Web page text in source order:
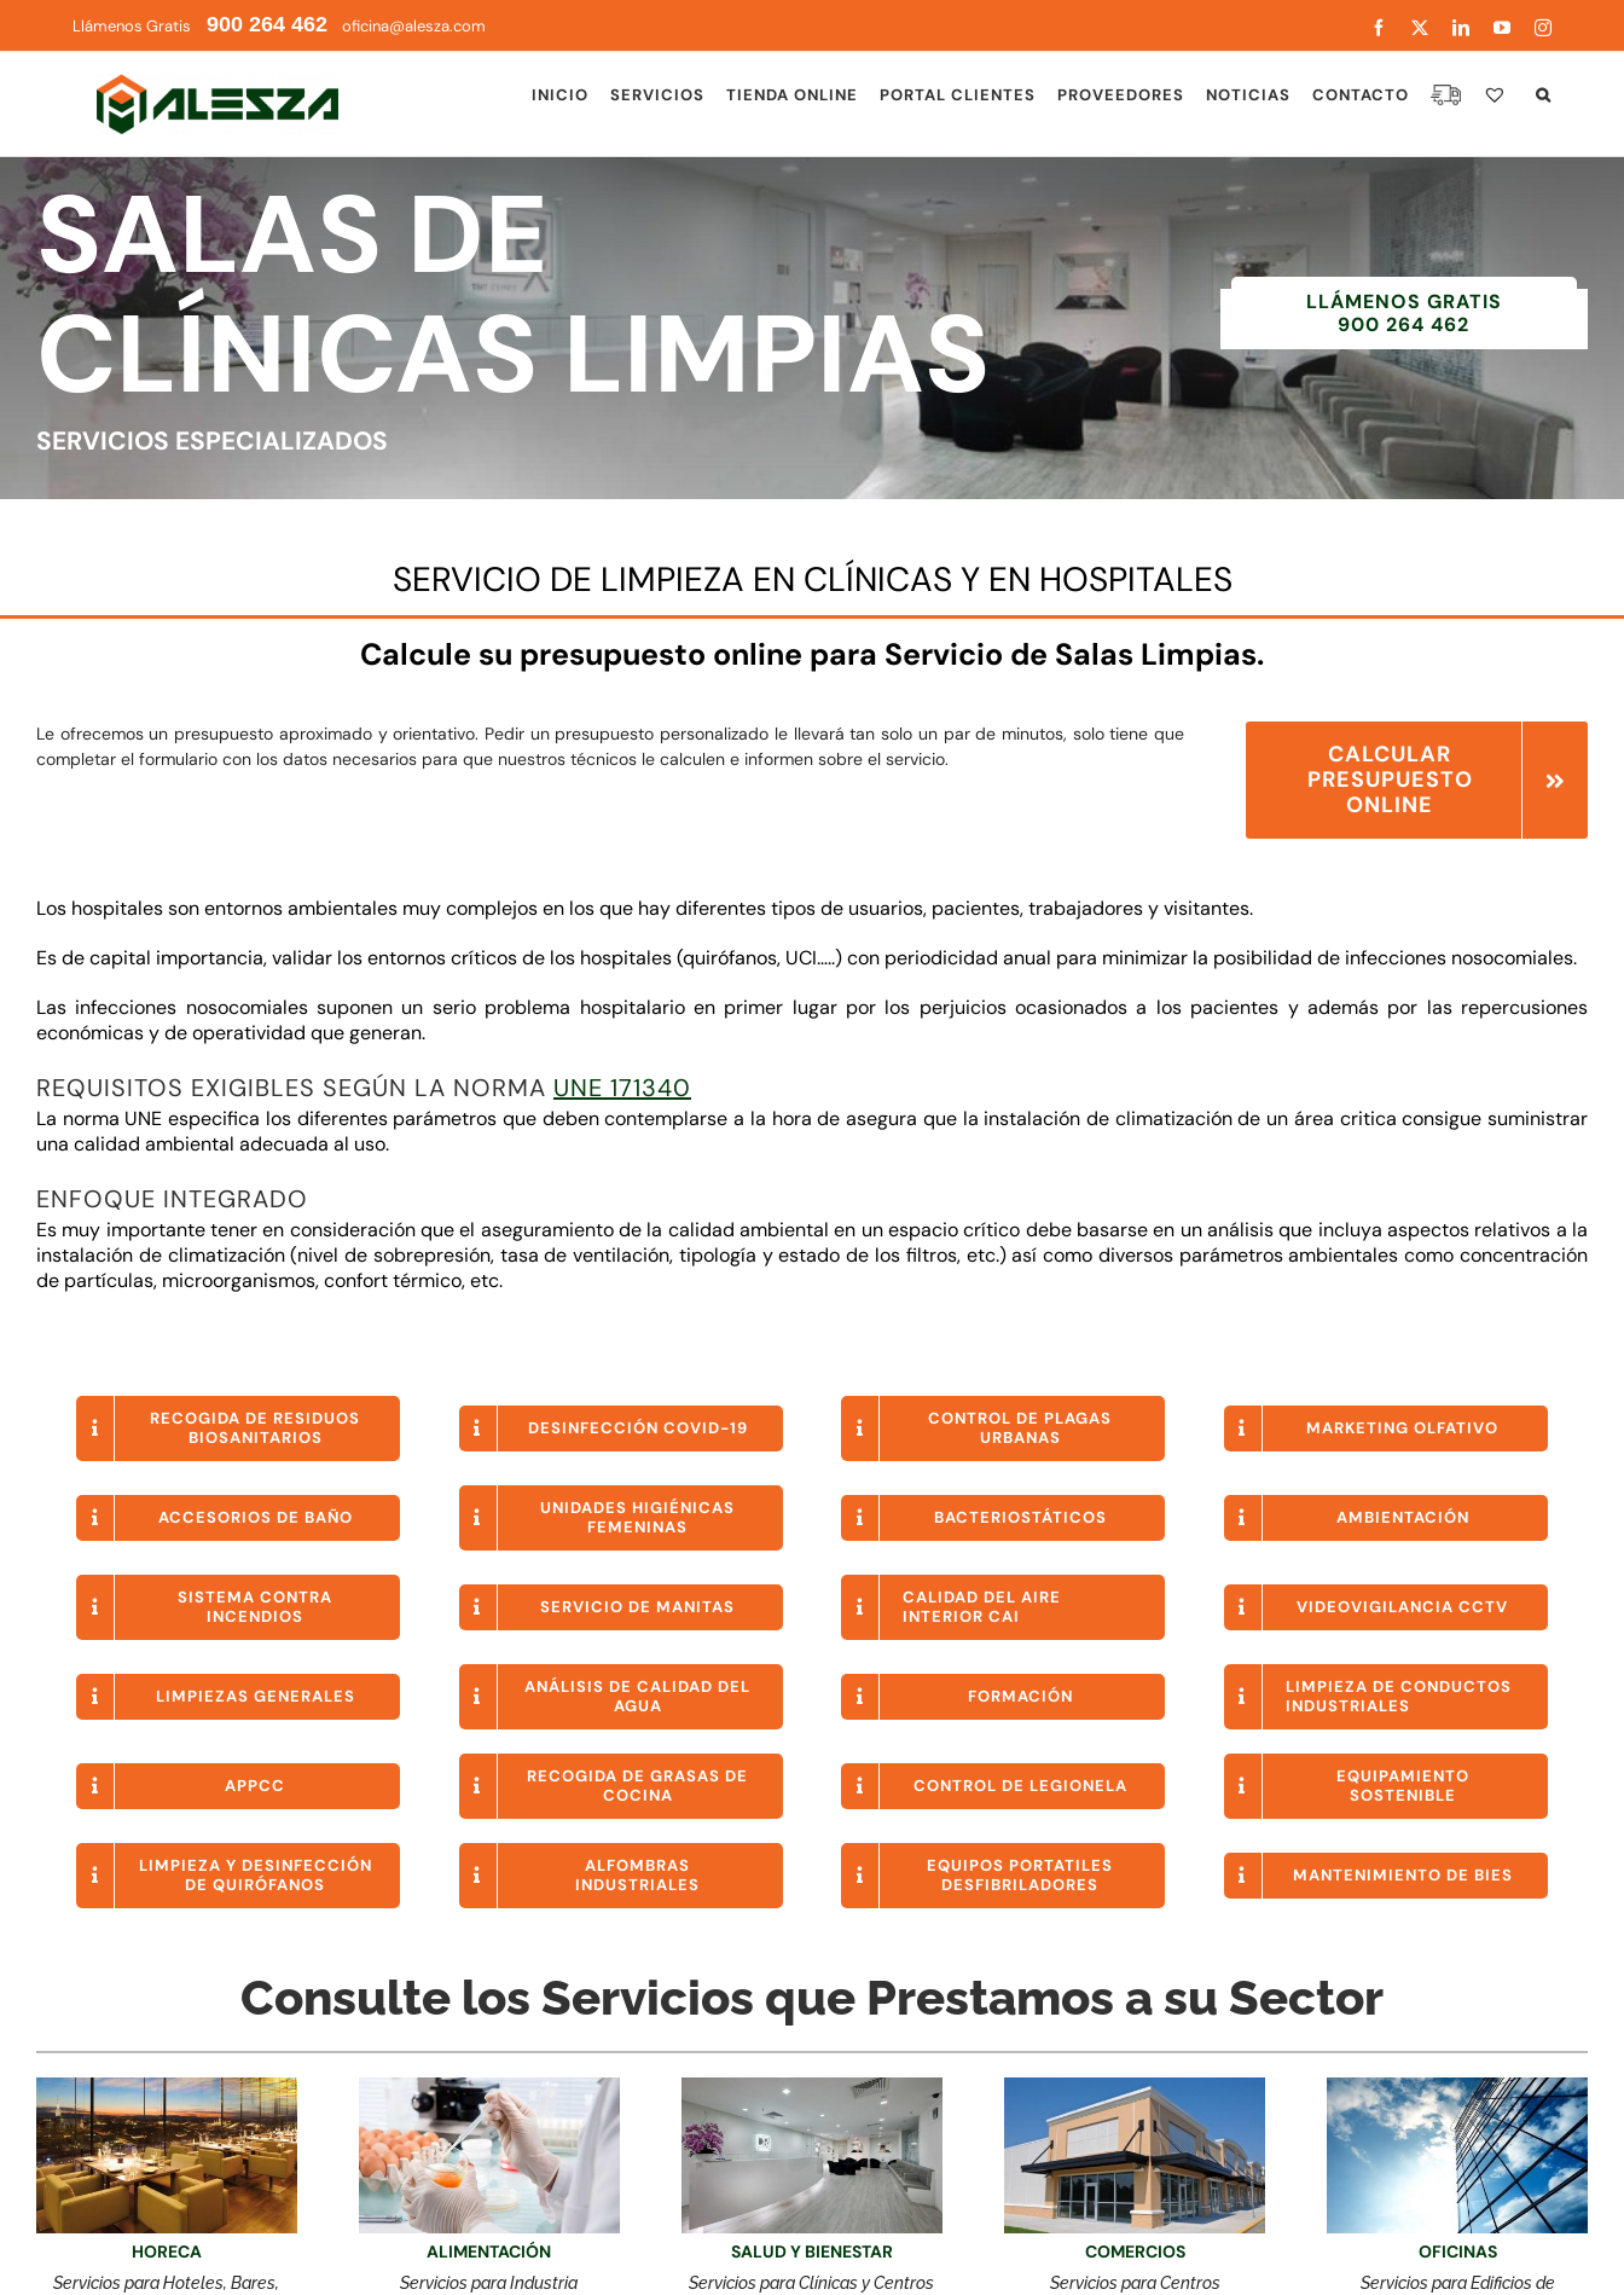
Llámenos Gratis 900 264 462 oficina@alesza.com Facebook LinkedInYouTubeInstagram
INICIO SERVICIOS TIENDA ONLINE PORTAL CLIENTES PROVEEDORES NOTICIAS CONTACTO
SALAS DE
CLÍNICAS LIMPIAS
SERVICIOS ESPECIALIZADOS
LLÁMENOS GRATIS
900 264 462
SERVICIO DE LIMPIEZA EN CLÍNICAS Y EN HOSPITALES
Calcule su presupuesto online para Servicio de Salas Limpias.
Le ofrecemos un presupuesto aproximado y orientativo. Pedir un presupuesto personalizado le llevará tan solo un par de minutos, solo tiene que
completar el formulario con los datos necesarios para que nuestros técnicos le calculen e informen sobre el servicio.
CALCULAR
PRESUPUESTO
ONLINE
Los hospitales son entornos ambientales muy complejos en los que hay diferentes tipos de usuarios, pacientes, trabajadores y visitantes.
Es de capital importancia, validar los entornos críticos de los hospitales (quirófanos, UCI…..) con periodicidad anual para minimizar la posibilidad de infecciones nosocomiales.
Las infecciones nosocomiales suponen un serio problema hospitalario en primer lugar por los perjuicios ocasionados a los pacientes y además por las repercusiones
económicas y de operatividad que generan.
REQUISITOS EXIGIBLES SEGÚN LA NORMA UNE 171340
La norma UNE especifica los diferentes parámetros que deben contemplarse a la hora de asegura que la instalación de climatización de un área critica consigue suministrar
una calidad ambiental adecuada al uso.
ENFOQUE INTEGRADO
Es muy importante tener en consideración que el aseguramiento de la calidad ambiental en un espacio crítico debe basarse en un análisis que incluya aspectos relativos a la
instalación de climatización (nivel de sobrepresión, tasa de ventilación, tipología y estado de los filtros, etc.) así como diversos parámetros ambientales como concentración
de partículas, microorganismos, confort térmico, etc.
RECOGIDA DE RESIDUOS
BIOSANITARIOS
DESINFECCIÓN COVID-19
CONTROL DE PLAGAS
URBANAS
MARKETING OLFATIVO
ACCESORIOS DE BAÑO
UNIDADES HIGIÉNICAS
FEMENINAS
BACTERIOSTÁTICOS AMBIENTACIÓN
SISTEMA CONTRA
INCENDIOS
SERVICIO DE MANITAS
CALIDAD DEL AIRE
INTERIOR CAI
VIDEOVIGILANCIA CCTV
LIMPIEZAS GENERALES
ANÁLISIS DE CALIDAD DEL
AGUA
FORMACIÓN
LIMPIEZA DE CONDUCTOS
INDUSTRIALES
APPCC
RECOGIDA DE GRASAS DE
COCINA
CONTROL DE LEGIONELA
EQUIPAMIENTO
SOSTENIBLE
LIMPIEZA Y DESINFECCIÓN
DE QUIRÓFANOS
ALFOMBRAS
INDUSTRIALES
EQUIPOS PORTATILES
DESFIBRILADORES
MANTENIMIENTO DE BIES
Consulte los Servicios que Prestamos a su Sector
HORECA
Servicios para Hoteles, Bares,
ALIMENTACIÓN
Servicios para Industria
SALUD Y BIENESTAR
Servicios para Clínicas y Centros
COMERCIOS
Servicios para Centros
OFICINAS
Servicios para Edificios de